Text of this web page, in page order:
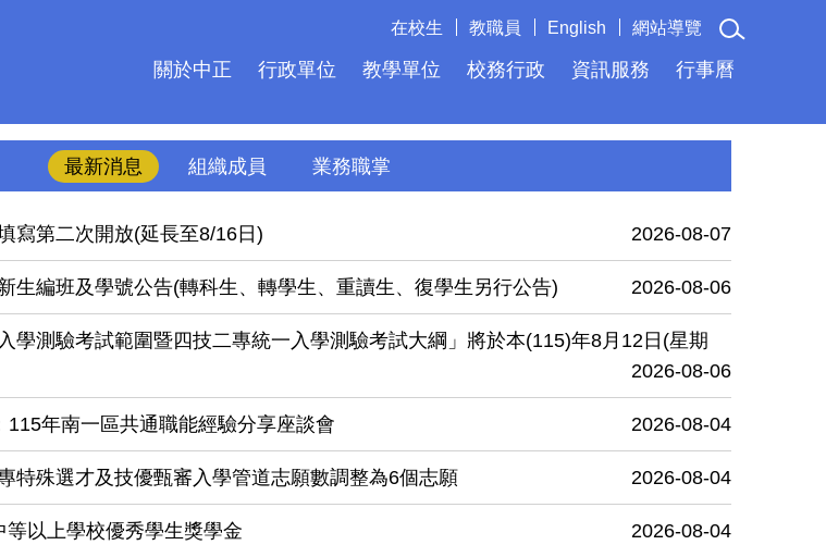
關於中正 行政單位 教學單位 校務行政 資訊服務 行事曆
在校生 教職員 English 網站導覽
最新消息 組織成員 業務職掌
寫第二次開放(延長至8/16日) 2026-08-07
生編班及學號公告(轉科生、轉學生、重讀生、復學生另行公告) 2026-08-06
學測驗考試範圍暨四技二專統一入學測驗考試大綱」將於本(115)年8月12日(星期
2026-08-06
115年南一區共通職能經驗分享座談會 2026-08-04
特殊選才及技優甄審入學管道志願數調整為6個志願 2026-08-04
等以上學校優秀學生獎學金 2026-08-04